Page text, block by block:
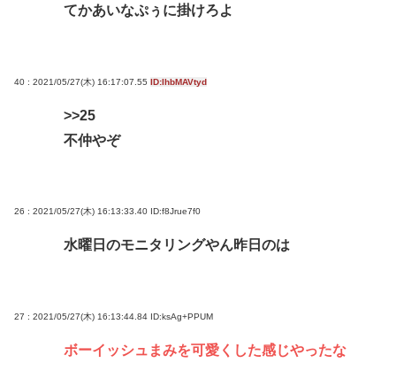
てかあいなぷぅに掛けろよ
40 : 2021/05/27(木) 16:17:07.55 ID:IhbMAVtyd
>>25
不仲やぞ
26 : 2021/05/27(木) 16:13:33.40 ID:f8Jrue7f0
水曜日のモニタリングやん昨日のは
27 : 2021/05/27(木) 16:13:44.84 ID:ksAg+PPUM
ボーイッシュまみを可愛くした感じやったな